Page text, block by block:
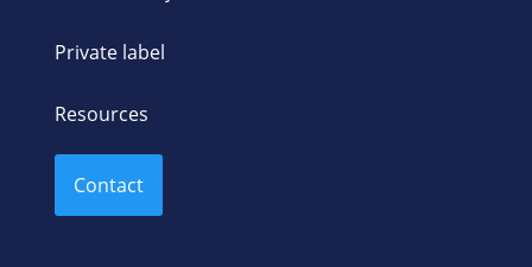
Private label
Resources
Contact